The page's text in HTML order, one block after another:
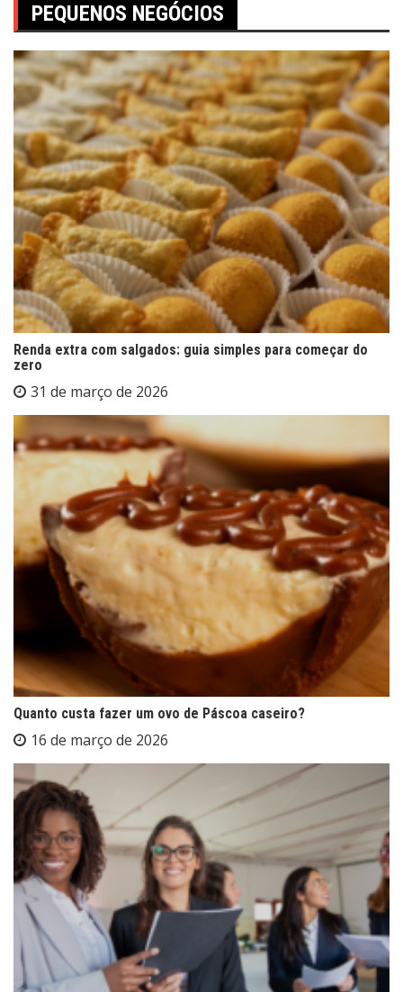
PEQUENOS NEGÓCIOS
Renda extra com salgados: guia simples para começar do
zero
31 de março de 2026
Quanto custa fazer um ovo de Páscoa caseiro?
16 de março de 2026